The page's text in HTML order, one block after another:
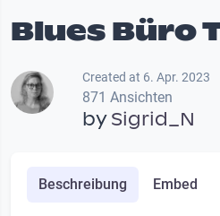
Blues Büro
Created at 6. Apr. 2023
871 Ansichten
bySigrid_N
Beschreibung Embed